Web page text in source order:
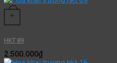
+
HKT 89
2.500.000₫